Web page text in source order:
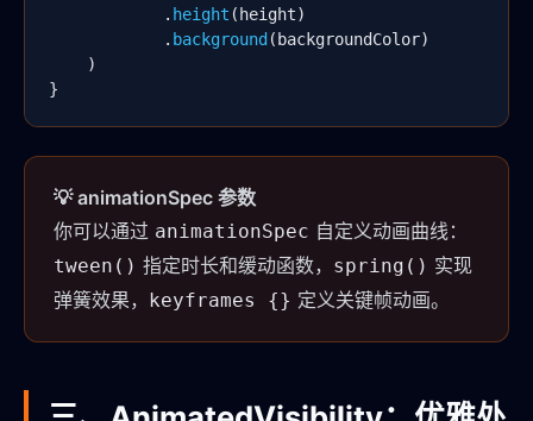
            .
height (height)
            .
background (backgroundColor)
    )
}
💡 animationSpec 参数
你可以通过 animationSpec 自定义动画曲线：
tween() 指定时长和缓动函数， spring() 实现
弹簧效果， keyframes {} 定义关键帧动画。